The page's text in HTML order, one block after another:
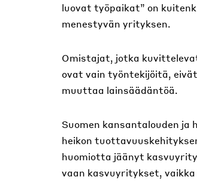
luovat työpaikat” on
menestyvän yrityksen.
Omistajat, jotka
ovat vain työntekijöitä,
muuttaa lainsäädäntöä.
Suomen kansantalouden
heikon
huomiotta jäänyt
vaan kasvuyritykset,